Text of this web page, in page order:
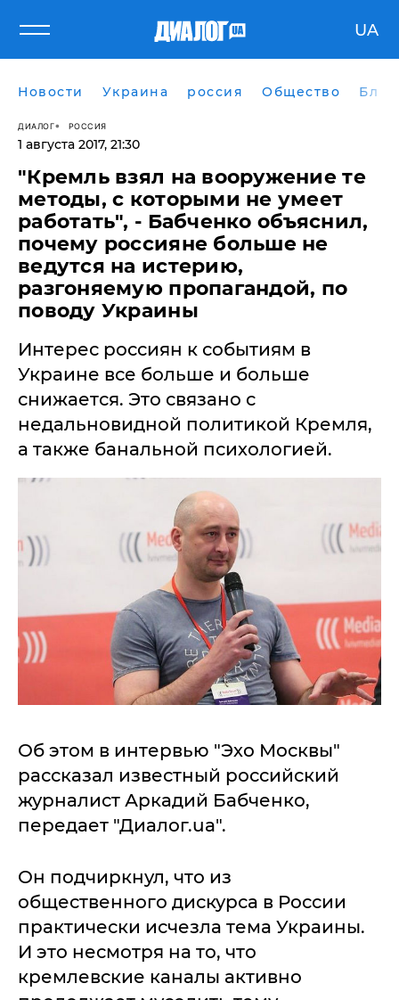
UA
Новости Украина россия Общество
ДИАЛОГ РОССИЯ
1 августа 2017, 21:30
​"Кремль взял на вооружение те
методы, с которыми не умеет
работать", - Бабченко объяснил,
почему россияне больше не
ведутся на истерию,
разгоняемую пропагандой, по
поводу Украины
Интерес россиян к событиям в
Украине все больше и больше
снижается. Это связано с
недальновидной политикой Кремля,
а также банальной психологией.
Об этом в интервью "Эхо Москвы"
рассказал известный российский
журналист Аркадий Бабченко,
передает "Диалог.ua".
Он подчиркнул, что из
общественного дискурса в России
практически исчезла тема Украины.
И это несмотря на то, что
кремлевские каналы активно